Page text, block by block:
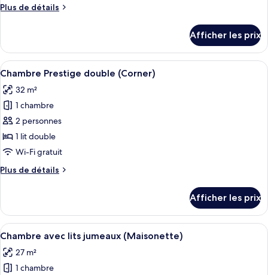
chambre :
double,
terrasse
Plus de détails
Plus
Chambre
Standard
double,
Afficher les prix
Afficher
toutes
les
photos
pour
ce
type
chambre :
double
(Corner)
Une chambre à coucher avec un
5
Chambre Prestige double (Corner)
32 m²
1 chambre
2 personnes
1 lit double
Wi-Fi gratuit
Plus de détails
Plus
Chambre
Prestige
double
Afficher les prix
Afficher
toutes
les
photos
Une chambre d’hôtel avec deux lits,
4
Chambre avec lits jumeaux (Maisonette)
27 m²
1 chambre